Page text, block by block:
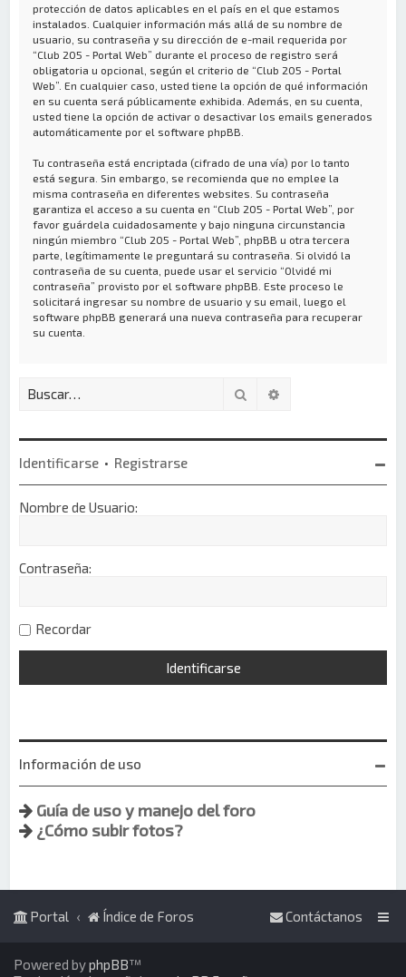
protección de datos aplicables en el país en el que estamos
instalados. Cualquier información más allá de su nombre de
usuario, su contraseña y su dirección de e-mail requerida por
“Club 205 - Portal Web” durante el proceso de registro será
obligatoria u opcional, según el criterio de “Club 205 - Portal
Web”. En cualquier caso, usted tiene la opción de qué información
en su cuenta será públicamente exhibida. Además, en su cuenta,
usted tiene la opción de activar o desactivar los emails generados
automáticamente por el software phpBB.
Tu contraseña está encriptada (cifrado de una vía) por lo tanto
está segura. Sin embargo, se recomienda que no emplee la
misma contraseña en diferentes websites. Su contraseña
garantiza el acceso a su cuenta en “Club 205 - Portal Web”, por
favor guárdela cuidadosamente y bajo ninguna circunstancia
ningún miembro “Club 205 - Portal Web”, phpBB u otra tercera
parte, legítimamente le preguntará su contraseña. Si olvidó la
contraseña de su cuenta, puede usar el servicio “Olvidé mi
contraseña” provisto por el software phpBB. Este proceso le
solicitará ingresar su nombre de usuario y su email, luego el
software phpBB generará una nueva contraseña para recuperar
su cuenta.
Buscar
Identificarse • Registrarse
Nombre de Usuario:
Contraseña:
Recordar
Información de uso
Guía de uso y manejo del foro
¿Cómo subir fotos?
Portal Índice de Foros Contáctanos
Powered byphpBB™